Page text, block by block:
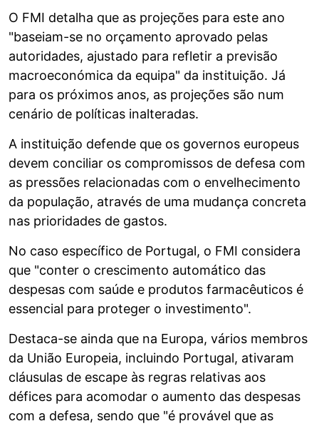
O FMI detalha que as projeções para este ano
"baseiam-se no orçamento aprovado pelas
autoridades, ajustado para refletir a previsão
macroeconómica da equipa" da instituição. Já
para os próximos anos, as projeções são num
cenário de políticas inalteradas.
A instituição defende que os governos europeus
devem conciliar os compromissos de defesa com
as pressões relacionadas com o envelhecimento
da população, através de uma mudança concreta
nas prioridades de gastos.
No caso específico de Portugal, o FMI considera
que "conter o crescimento automático das
despesas com saúde e produtos farmacêuticos é
essencial para proteger o investimento".
Destaca-se ainda que na Europa, vários membros
da União Europeia, incluindo Portugal, ativaram
cláusulas de escape às regras relativas aos
défices para acomodar o aumento das despesas
com a defesa, sendo que "é provável que as